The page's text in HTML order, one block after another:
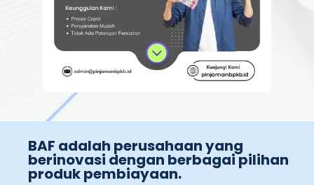
BAF adalah perusahaan yang
berinovasi dengan berbagai pilihan
produk pembiayaan.